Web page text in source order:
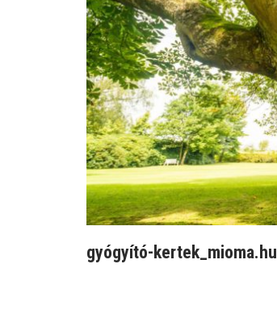
gyógyító-kertek_mioma.hu